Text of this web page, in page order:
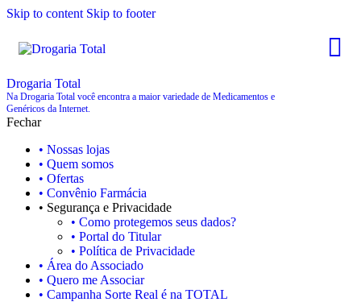
Skip to content Skip to footer
Drogaria Total
Na Drogaria Total você encontra a maior variedade de Medicamentos e
Genéricos da Internet.
Fechar
• Nossas lojas
• Quem somos
• Ofertas
• Convênio Farmácia
• Segurança e Privacidade
• Como protegemos seus dados?
• Portal do Titular
• Política de Privacidade
• Área do Associado
• Quero me Associar
• Campanha Sorte Real é na TOTAL